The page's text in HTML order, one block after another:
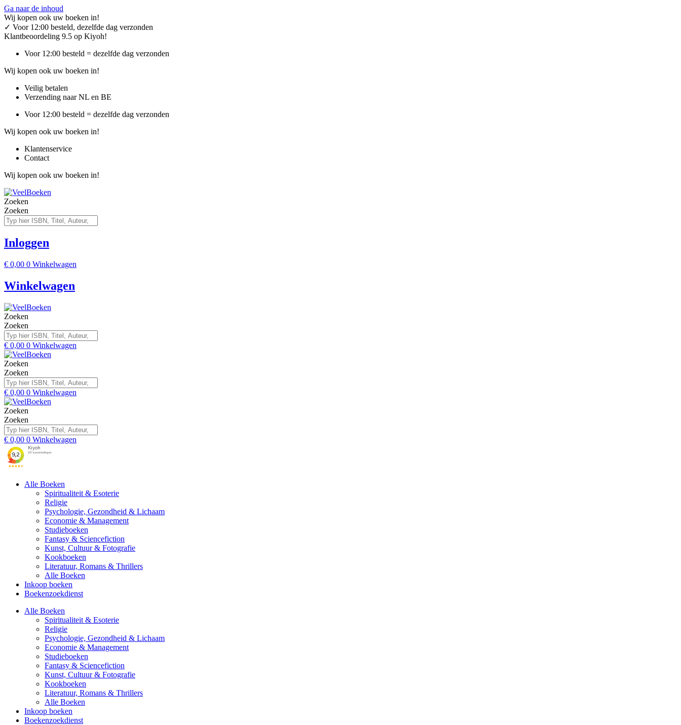
Ga naar de inhoud
Wij kopen ook uw boeken in!
✓ Voor 12:00 besteld, dezelfde dag verzonden
Klantbeoordeling 9.5 op Kiyoh!
Voor 12:00 besteld = dezelfde dag verzonden
Wij kopen ook uw boeken in!
Veilig betalen
Verzending naar NL en BE
Voor 12:00 besteld = dezelfde dag verzonden
Wij kopen ook uw boeken in!
Klantenservice
Contact
Wij kopen ook uw boeken in!
Zoeken
Zoeken
Inloggen
€ 0,00 0 Winkelwagen
Winkelwagen
Zoeken
Zoeken
€ 0,00 0 Winkelwagen
Zoeken
Zoeken
€ 0,00 0 Winkelwagen
Zoeken
Zoeken
€ 0,00 0 Winkelwagen
Alle Boeken
Spiritualiteit & Esoterie
Religie
Psychologie, Gezondheid & Lichaam
Economie & Management
Studieboeken
Fantasy & Sciencefiction
Kunst, Cultuur & Fotografie
Kookboeken
Literatuur, Romans & Thrillers
Alle Boeken
Inkoop boeken
Boekenzoekdienst
Alle Boeken
Spiritualiteit & Esoterie
Religie
Psychologie, Gezondheid & Lichaam
Economie & Management
Studieboeken
Fantasy & Sciencefiction
Kunst, Cultuur & Fotografie
Kookboeken
Literatuur, Romans & Thrillers
Alle Boeken
Inkoop boeken
Boekenzoekdienst